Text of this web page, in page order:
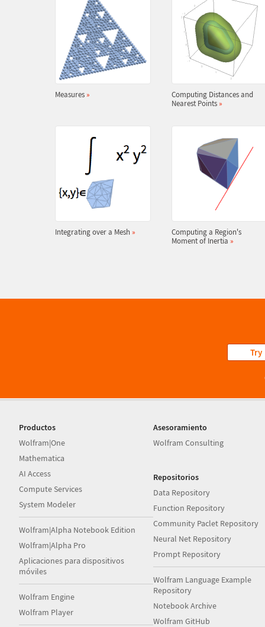
Measures »
Computing Distances and
Nearest Points »
Integrating over a Mesh »
Computing a Region's
Moment of Inertia »
Try
Productos
Wolfram|One
Mathematica
AI Access
Compute Services
System Modeler
Wolfram|Alpha Notebook Edition
Wolfram|Alpha Pro
Aplicaciones para dispositivos
móviles
Wolfram Engine
Wolfram Player
Asesoramiento
Wolfram Consulting
Repositorios
Data Repository
Function Repository
Community Paclet Repository
Neural Net Repository
Prompt Repository
Wolfram Language Example
Repository
Notebook Archive
Wolfram GitHub